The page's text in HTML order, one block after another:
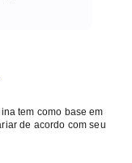
tem como base em
de acordo com seu